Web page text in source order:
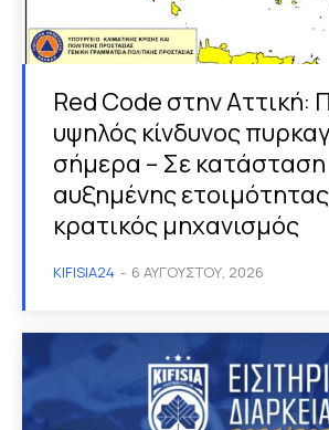
Red Code στην Αττική:
υψηλός κίνδυνος
σήμερα – Σε κατάσταση
αυξημένης
κρατικός μηχανισμός
KIFISIA24 - 6 ΑΥΓΟΎΣΤΟΥ, 2026